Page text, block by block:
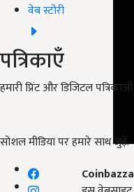
वेब स्टोरी
पत्रिकाएँ
हमारी प्रिंट और डिजिटल
सोशल मीडिया पर हमारे साथ जुड़ें:
इस वेबसाइट